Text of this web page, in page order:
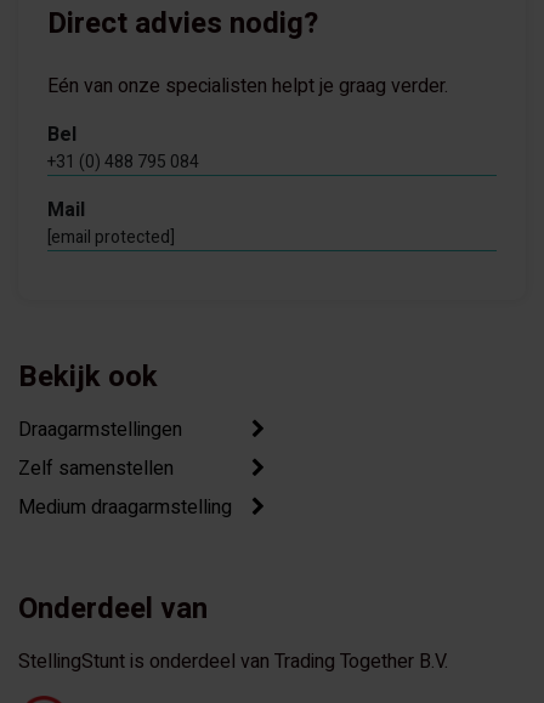
Direct advies nodig?
Eén van onze specialisten helpt je graag verder.
Bel
+31 (0) 488 795 084
Mail
[email protected]
Bekijk ook
Draagarmstellingen
Zelf samenstellen
Medium draagarmstelling
Onderdeel van
StellingStunt is onderdeel van Trading Together B.V.